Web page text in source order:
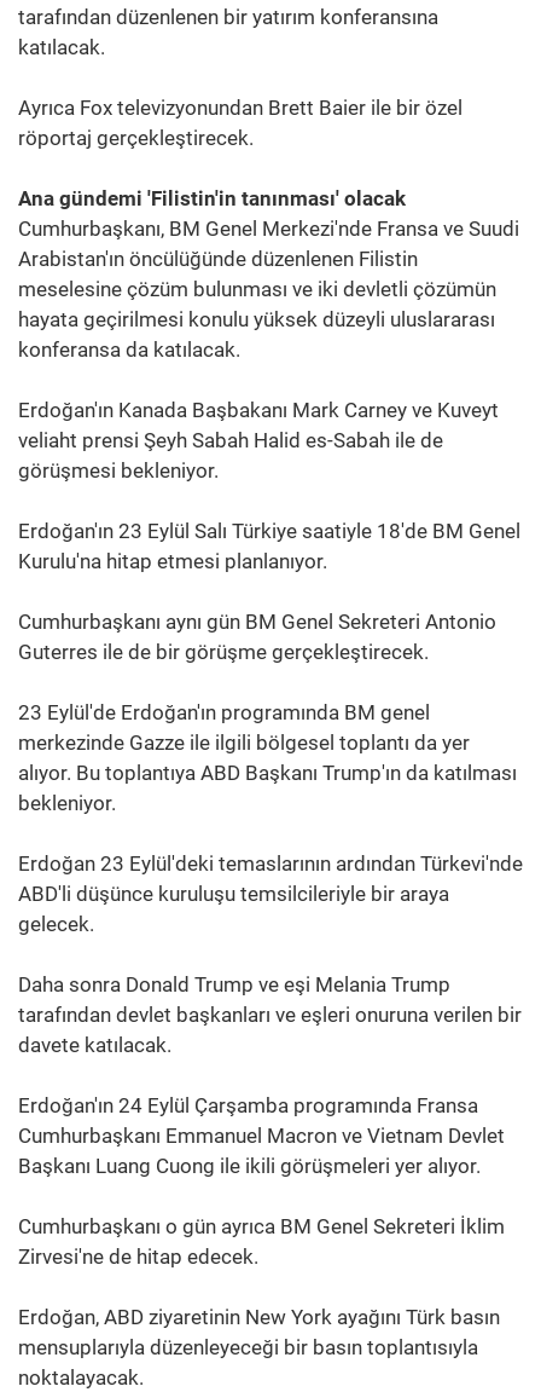
tarafından düzenlenen bir yatırım konferansına
katılacak.
Ayrıca Fox televizyonundan Brett Baier ile bir özel
röportaj gerçekleştirecek.
Ana gündemi 'Filistin'in tanınması' olacak
Cumhurbaşkanı, BM Genel Merkezi'nde Fransa ve Suudi
Arabistan'ın öncülüğünde düzenlenen Filistin
meselesine çözüm bulunması ve iki devletli çözümün
hayata geçirilmesi konulu yüksek düzeyli uluslararası
konferansa da katılacak.
Erdoğan'ın Kanada Başbakanı Mark Carney ve Kuveyt
veliaht prensi Şeyh Sabah Halid es-Sabah ile de
görüşmesi bekleniyor.
Erdoğan'ın 23 Eylül Salı Türkiye saatiyle 18'de BM Genel
Kurulu'na hitap etmesi planlanıyor.
Cumhurbaşkanı aynı gün BM Genel Sekreteri Antonio
Guterres ile de bir görüşme gerçekleştirecek.
23 Eylül'de Erdoğan'ın programında BM genel
merkezinde Gazze ile ilgili bölgesel toplantı da yer
alıyor. Bu toplantıya ABD Başkanı Trump'ın da katılması
bekleniyor.
Erdoğan 23 Eylül'deki temaslarının ardından Türkevi'nde
ABD'li düşünce kuruluşu temsilcileriyle bir araya
gelecek.
Daha sonra Donald Trump ve eşi Melania Trump
tarafından devlet başkanları ve eşleri onuruna verilen bir
davete katılacak.
Erdoğan'ın 24 Eylül Çarşamba programında Fransa
Cumhurbaşkanı Emmanuel Macron ve Vietnam Devlet
Başkanı Luang Cuong ile ikili görüşmeleri yer alıyor.
Cumhurbaşkanı o gün ayrıca BM Genel Sekreteri İklim
Zirvesi'ne de hitap edecek.
Erdoğan, ABD ziyaretinin New York ayağını Türk basın
mensuplarıyla düzenleyeceği bir basın toplantısıyla
noktalayacak.